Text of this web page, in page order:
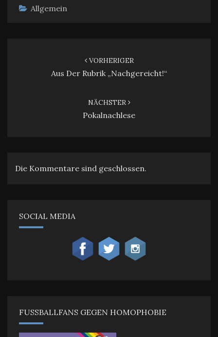
Allgemein
VORHERIGER
Aus Der Rubrik „nachgereicht!“
NÄCHSTER
Pokalnachlese
Die Kommentare sind geschlossen.
SOCIAL MEDIA
FUSSBALLFANS GEGEN HOMOPHOBIE